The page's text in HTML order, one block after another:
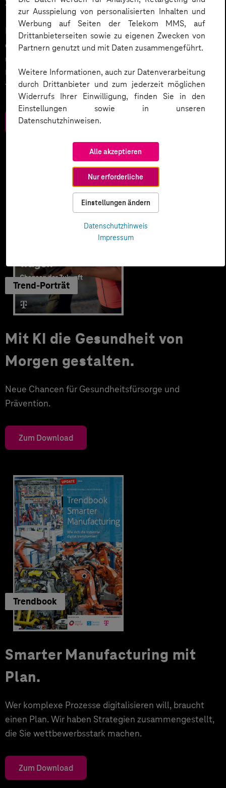
zur Ausspielung von personalisierten Inhalten und
Werbung auf Seiten der Telekom MMS, auf
Drittanbieterseiten sowie zu eigenen Zwecken von
Partnern genutzt und mit Daten zusammengeführt.
Weitere Informationen, auch zur Datenverarbeitung
durch Drittanbieter und zum jederzeit möglichen
Widerrufs Ihrer Einwilligung, finden Sie in den
Einstellungen sowie in unseren
Datenschutzhinweisen.
Alle akzeptieren
Nur erforderliche
Einstellungen ändern
Datenschutzhinweis
Impressum
KI wird der nächste große Treiber in der Digitalisierung
des Kundenservices sein. Wie wird dies umgesetzt
und welche weiteren Smart Services setzen
Unternehmen ein? Werfen Sie einen Blick in unser
Trendbook.
Zum Download
Trend-Porträt
Mit KI die Gesundheit von
Morgen gestalten.
Neue Chancen für Gesundheitsfürsorge und
Prävention.
Zum Download
Trendbook
Smarter Manufacturing mit
Plan.
Wer komplexe Prozesse digitalisieren will, braucht
einen Plan. Wir haben Strategien zusammengestellt,
die Sie wettbewerbsstark machen.
Zum Download